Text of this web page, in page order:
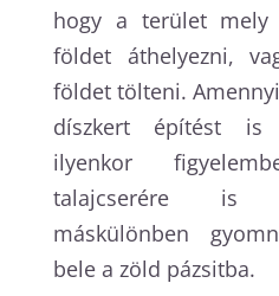
hogy a terület mely
földet áthelyezni,
földet tölteni.
díszkert építést is
ilyenkor
talajcserére is
máskülönben
bele a zöld pázsitba.